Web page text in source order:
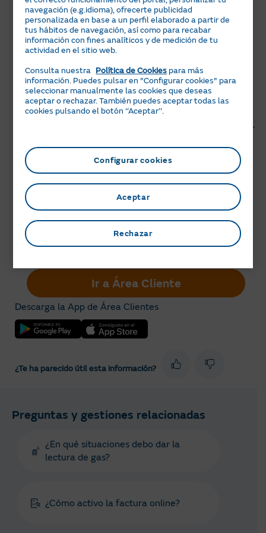
detalle por año, mes o día, así como a los consumos
acumulados 😊
Para estimar tu próxima factura de luz, puedes
interese e ir a buscar en tu última factura el precio que
te estamos aplicando en el consumo de luz, para
multiplicarlo por los kWh.
Si además quieres sumar los costes fijos, tienes que
multiplicar el número de días del periodo consultado por
verás en la misma factura.
Ten en cuenta que serán costes aproximados porque tu
factura añade impuestos, posibles servicios y, además,
en ciertos momentos, puede haber cambios de precio
(regulatorios, por renovación del contrato, etc.).
Regístrate
Ir a Área Cliente
Descarga la App de Área Clientes
¿Te ha parecido útil esta información?
Preguntas y gestiones relacionadas
¿En qué situaciones debo dar la
lectura de gas?
¿Cómo activo la factura online?
navegación (e.g.idioma), ofrecerte publicidad
personalizada en base a un perfil elaborado a partir de
tus hábitos de navegación, así como para recabar
información con fines analíticos y de medición de tu
actividad en el sitio web.
Consulta nuestra Política de Cookies para más
información. Puedes pulsar en "Configurar cookies" para
seleccionar manualmente las cookies que deseas
aceptar o rechazar. También puedes aceptar todas las
cookies pulsando el botón ‘‘Aceptar’’.
Configurar cookies
Rechazar
Aceptar